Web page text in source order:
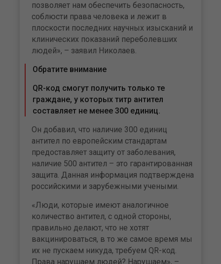
позволяет нам обеспечить безопасность,
соблюсти права человека и лежит в
плоскости последних научных изысканий и
клинических показаний переболевших
людей», – заявил Николаев.
Обратите внимание
QR-код смогут получить только те
граждане, у которых титр антител
составляет не менее 300 единиц.
Он добавил, что наличие 300 единиц
антител по европейским стандартам
предоставляет защиту от заболевания,
наличие 500 антител – это гарантированная
защита. Данная информация подтверждена
российскими и зарубежными учеными.
«Люди, которые имеют аналогичное
количество антител, с одной стороны,
правильно делают, что не хотят
вакцинироваться, в то же самое время мы
их не пускаем никуда, требуем QR-код.
Права нарушаем людей? Нарушаем», –